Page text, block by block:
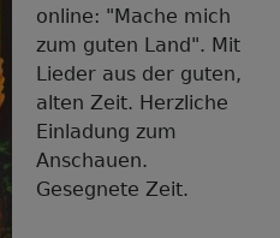
online: "Mache mich
zum guten Land". Mit
Lieder aus der guten,
alten Zeit. Herzliche
Einladung zum
Anschauen.
Gesegnete Zeit.